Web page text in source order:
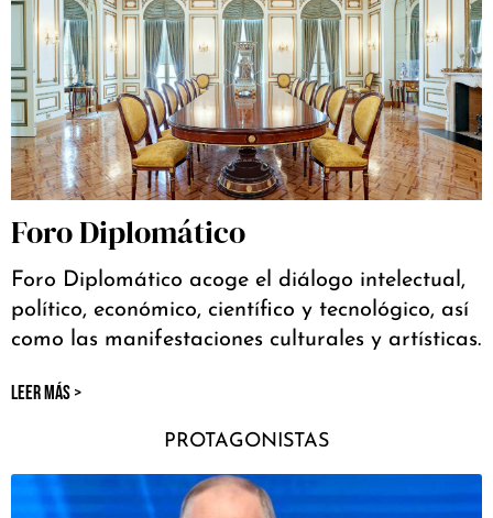
Foro Diplomático
Foro Diplomático acoge el diálogo intelectual,
político, económico, científico y tecnológico, así
como las manifestaciones culturales y artísticas.
LEER MÁS >
PROTAGONISTAS